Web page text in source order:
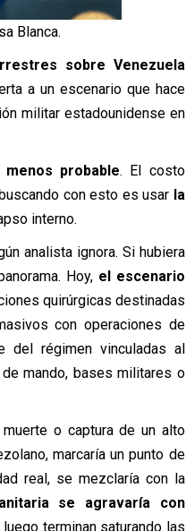
Blanca.
sobre Venezuela
a un escenario que hace
militar estadounidense en
probable. El costo
con esto es usar la
interno.
analista ignora. Si hubiera
Hoy, el escenario
quirúrgicas destinadas
con operaciones de
del régimen vinculadas al
mando, bases militares o
muerte o captura de un alto
marcaría un punto de
real, se mezclaría con la
se agravaría con
terminan saturando las